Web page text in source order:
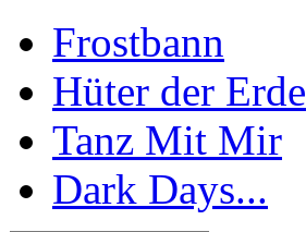
Frostbann
Hüter der Erde
Tanz Mit Mir
Dark Days...